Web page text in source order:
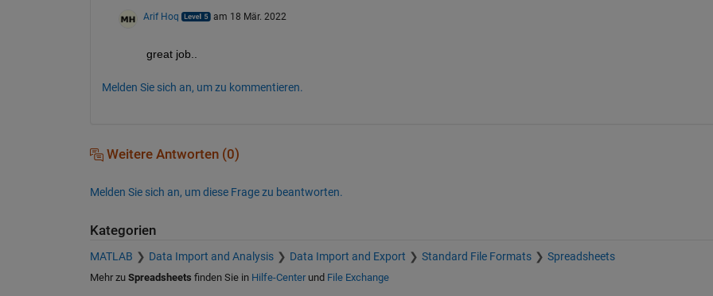
Arif Hoq am 18 Mär. 2022
great job..
Melden Sie sich an, um zu kommentieren.
Weitere Antworten (0)
Melden Sie sich an, um diese Frage zu beantworten.
Kategorien
MATLAB Data Import and Analysis Data Import and Export Standard File Formats Spreadsheets
Mehr zu Spreadsheets finden Sie in Hilfe-Centerund File Exchange